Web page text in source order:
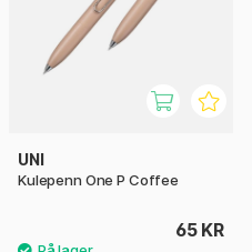
UNI
Kulepenn One P Coffee
65 KR